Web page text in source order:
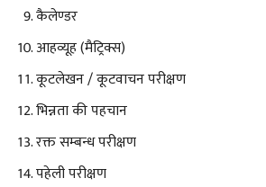
कैलेण्डर
आहव्यूह (मैट्रिक्स)
कूटलेखन / कूटवाचन परीक्षण
भिन्नता की पहचान
रक्त सम्बन्ध परीक्षण
पहेली परीक्षण